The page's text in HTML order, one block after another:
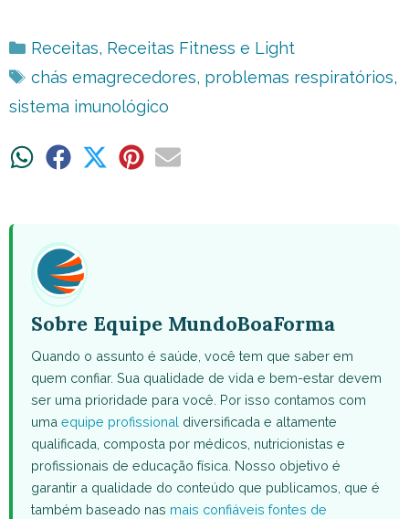
Categorias
Receitas, Receitas Fitness e Light
Tags
chás emagrecedores, problemas respiratórios,
sistema imunológico
ShareShare ShareShareShare
Sobre Equipe MundoBoaForma
Quando o assunto é saúde, você tem que saber em
quem confiar. Sua qualidade de vida e bem-estar devem
ser uma prioridade para você. Por isso contamos com
uma equipe profissional diversificada e altamente
qualificada, composta por médicos, nutricionistas e
profissionais de educação física. Nosso objetivo é
garantir a qualidade do conteúdo que publicamos, que é
também baseado nas mais confiáveis fontes de